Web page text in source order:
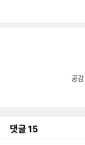
공감
댓글 15